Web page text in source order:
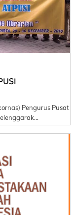
Pengurus Pusat